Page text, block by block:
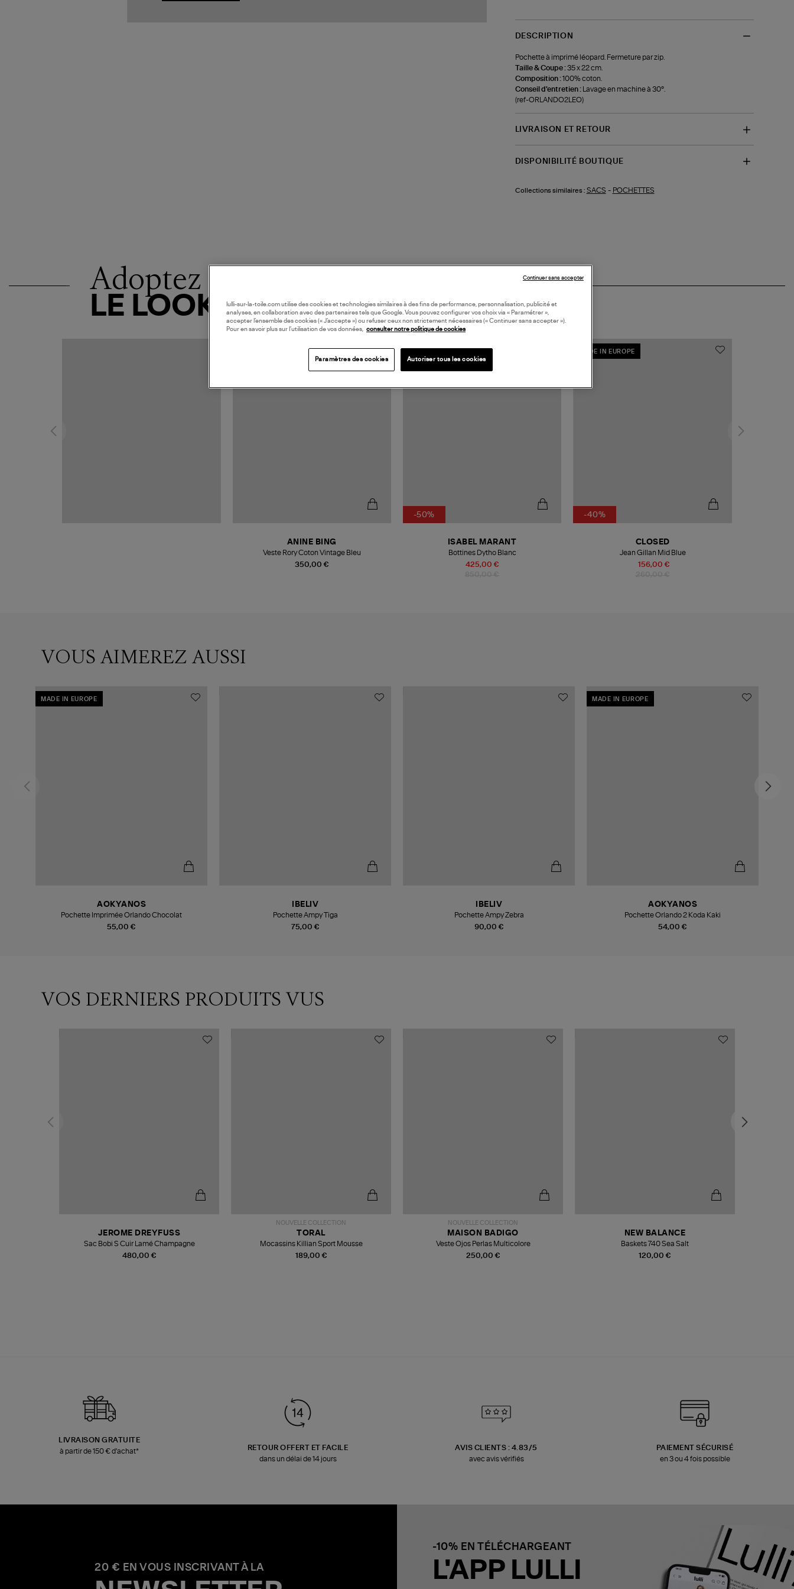
DESCRIPTION
Pochette à imprimé léopard. Fermeture par zip.
Taille & Coupe :35 x 22 cm.
Composition :100% coton.
Conseil d'entretien :
Lavage en machine à 30°.
(ref-ORLANDO2LEO)
LIVRAISON ET RETOUR
DISPONIBILITÉ BOUTIQUE
Collections similaires : SACS - POCHETTES
Adoptez
LE LOOK
350,00 €
ANINE BING
Veste Rory Coton Vintage Bleu
-50%
425,00 €
ISABEL MARANT
Bottines Dytho Blanc
MADE IN EUROPE
-40%
156,00 €
CLOSED
Jean Gillan Mid Blue
VOUS AIMEREZ AUSSI
MADE IN EUROPE
55,00 €
AOKYANOS
Pochette Imprimée Orlando Chocolat
75,00 €
IBELIV
Pochette Ampy Tiga
90,00 €
IBELIV
Pochette Ampy Zebra
MADE IN EUROPE
54,00 €
AOKYANOS
Pochette Orlando 2 Koda Kaki
VOS DERNIERS PRODUITS VUS
480,00 €
JEROME DREYFUSS
Sac Bobi S Cuir Lamé Champagne
NOUVELLE COLLECTION
189,00 €
TORAL
Mocassins Killian Sport Mousse
NOUVELLE COLLECTION
250,00 €
MAISON BADIGO
Veste Ojos Perlas Multicolore
120,00 €
NEW BALANCE
Baskets 740 Sea Salt
LIVRAISON GRATUITE
à partir de 150 € d'achat*
RETOUR OFFERT ET FACILE
dans un délai de 14 jours
AVIS CLIENTS : 4.83/5
avec avis vérifiés
PAIEMENT SÉCURISÉ
en 3 ou 4 fois possible
20 € EN VOUS INSCRIVANT À LA
-10% EN TÉLÉCHARGEANT
L'APP LULLI
lulli-sur-la-toile.com utilise des cookies et technologies similaires à des fins de performance, personnalisation, publicité et
analyses, en collaboration avec des partenaires tels que Google. Vous pouvez configurer vos choix via « Paramétrer »,
accepter l’ensemble des cookies (« J’accepte ») ou refuser ceux non strictement nécessaires (« Continuer sans accepter »).
Pour en savoir plus sur l’utilisation de vos données, consulter notre politique de cookies
Paramètres des cookies Autoriser tous les cookies
Continuer sans accepter